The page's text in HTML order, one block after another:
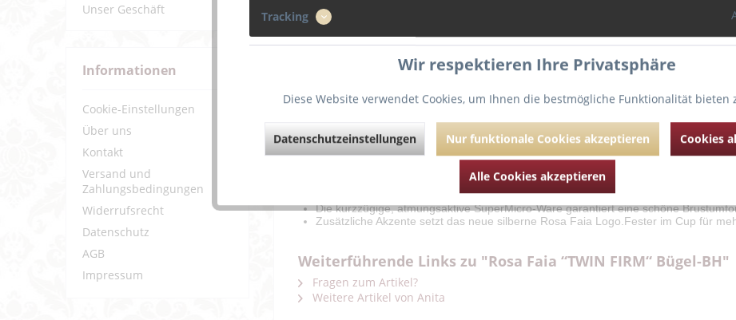
Unser Geschäft
Informationen
Cookie-Einstellungen
Über uns
Kontakt
Versand und
Zahlungsbedingungen
Widerrufsrecht
Datenschutz
AGB
Impressum
Beschreibung Bewertungen 0
Der TWIN FIRM basiert auf der bewährten Schnittform des TWIN.
Er eignet sich hervorragend für Anlässe, bei denen ein stilvoller Auftritt mit festem,
Transparente Bereiche und ein dekoratives, hochelastisches Band im Dekolletè
Die kurzzügige, atmungsaktive SuperMicro-Ware garantiert eine schöne
Zusätzliche Akzente setzt das neue silberne Rosa Faia Logo.Fester im Cup für
Weiterführende Links zu "Rosa Faia “TWIN FIRM“ Bügel-BH"
Fragen zum Artikel?
Weitere Artikel von Anita
Tracking
Wir respektieren Ihre Privatsphäre
Diese Website verwendet Cookies, um Ihnen die bestmögliche Funktionalität bieten
Datenschutzeinstellungen Nur funktionale Cookies akzeptieren Cookies
Alle Cookies akzeptieren